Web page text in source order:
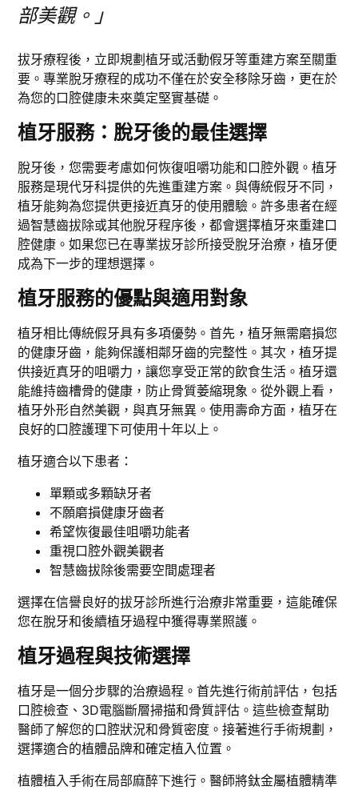
部美觀。」
拔牙療程後，立即規劃植牙或活動假牙等重建方案至關重
要。專業脫牙療程的成功不僅在於安全移除牙齒，更在於
為您的口腔健康未來奠定堅實基礎。
植牙服務：脫牙後的最佳選擇
脫牙後，您需要考慮如何恢復咀嚼功能和口腔外觀。植牙
服務是現代牙科提供的先進重建方案。與傳統假牙不同，
植牙能夠為您提供更接近真牙的使用體驗。許多患者在經
過智慧齒拔除或其他脫牙程序後，都會選擇植牙來重建口
腔健康。如果您已在專業拔牙診所接受脫牙治療，植牙便
成為下一步的理想選擇。
植牙服務的優點與適用對象
植牙相比傳統假牙具有多項優勢。首先，植牙無需磨損您
的健康牙齒，能夠保護相鄰牙齒的完整性。其次，植牙提
供接近真牙的咀嚼力，讓您享受正常的飲食生活。植牙還
能維持齒槽骨的健康，防止骨質萎縮現象。從外觀上看，
植牙外形自然美觀，與真牙無異。使用壽命方面，植牙在
良好的口腔護理下可使用十年以上。
植牙適合以下患者：
單顆或多顆缺牙者
不願磨損健康牙齒者
希望恢復最佳咀嚼功能者
重視口腔外觀美觀者
智慧齒拔除後需要空間處理者
選擇在信譽良好的拔牙診所進行治療非常重要，這能確保
您在脫牙和後續植牙過程中獲得專業照護。
植牙過程與技術選擇
植牙是一個分步驟的治療過程。首先進行術前評估，包括
口腔檢查、3D電腦斷層掃描和骨質評估。這些檢查幫助
醫師了解您的口腔狀況和骨質密度。接著進行手術規劃，
選擇適合的植體品牌和確定植入位置。
植體植入手術在局部麻醉下進行。醫師將鈦金屬植體精準